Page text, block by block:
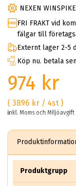
NEXEN
FRI FRAKT vid
fälgar till
Externt lager 2-5
Köp nu. betala
974 kr
( 3896 kr / 4st )
inkl. Moms och Miljöavgift
Produktgrupp